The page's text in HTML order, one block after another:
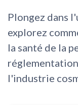
Plongez dans
explorez
la santé de la
l'industrie